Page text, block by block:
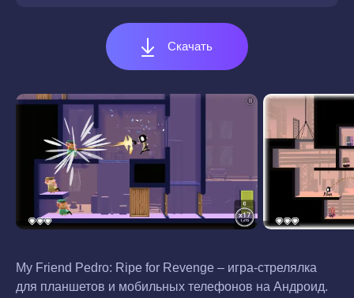
Скачать
My Friend Pedro: Ripe for Revenge – игра-стрелялка
для планшетов и мобильных телефонов на Андроид.